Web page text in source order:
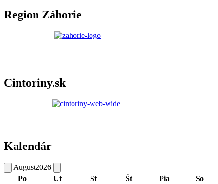
Region Záhorie
Cintoriny.sk
Kalendár
August2026
Po
Ut St Št Pia
So